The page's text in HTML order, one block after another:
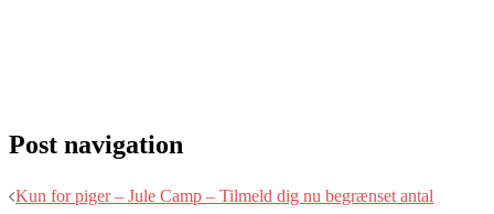
Post navigation
Kun for piger – Jule Camp – Tilmeld dig nu begrænset antal